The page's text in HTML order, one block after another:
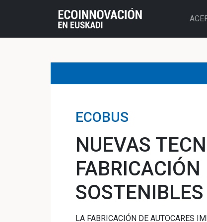
ECOBUS
NUEVAS
FABRICACIÓN
SOSTENIBLES
LA FABRICACIÓN DE AUTOCARES